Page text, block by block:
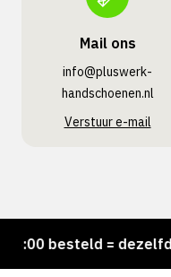
Mail ons
info@pluswerk­
handschoenen.nl
Verstuur e-mail
besteld = dezelfde